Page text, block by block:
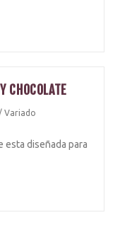
CHOCOLATE
/ Variado
esta diseñada para